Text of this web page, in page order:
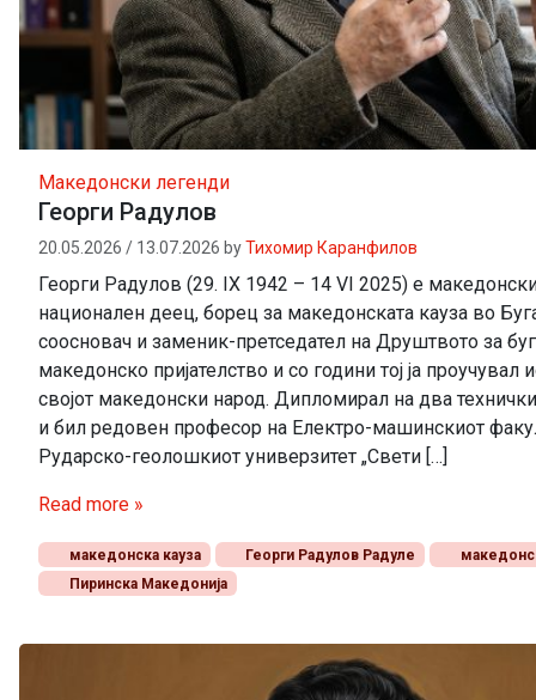
Македонски легенди
Георги Радулов
20.05.2026 / 13.07.2026 byТихомир Каранфилов
Георги Радулов (29. IX 1942 – 14 VI 2025) e
национален деец, борeц за македонската кауза во
соосновач и заменик-претседател на Друштвото за
македонско пријателство и со години тој ја проучувал
својот македонски народ. Дипломирал на два
и бил редовен професор на Електро-машинскиот
Рударско-геолошкиот универзитет „Свети […]
Read more »
македонска кауза Георги Радулов Радуле
Пиринска Македонија